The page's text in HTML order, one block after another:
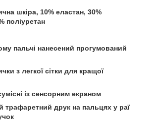
шкіра, 10% еластан, 30%
поліуретан
пальчі нанесений прогумований
з легкої сітки для кращої
із сенсорним екраном
трафаретний друк на пальцях у раї